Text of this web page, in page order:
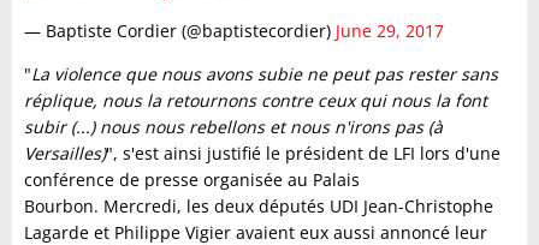
— Baptiste Cordier (@baptistecordier) June 29, 2017
"La violence que nous avons subie ne peut pas rester sans
réplique, nous la retournons contre ceux qui nous la font
subir (...) nous nous rebellons et nous n'irons pas (à
Versailles)", s'est ainsi justifié le président de LFI lors d'une
conférence de presse organisée au Palais
Bourbon. Mercredi, les deux députés UDI Jean-Christophe
Lagarde et Philippe Vigier avaient eux aussi annoncé leur